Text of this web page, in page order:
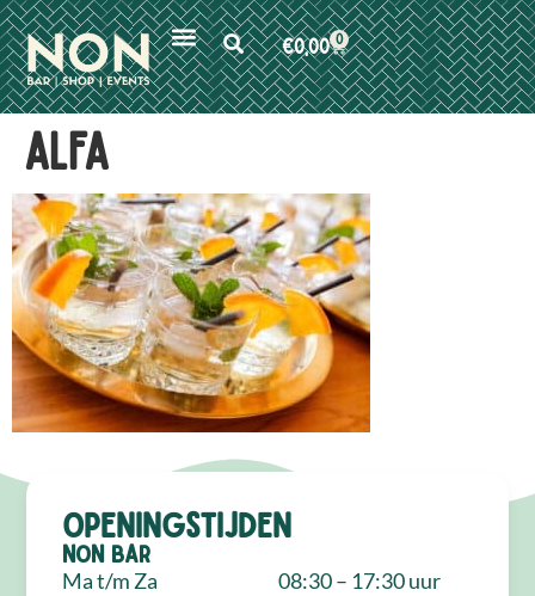
€0,00 0
Alfa
Openingstijden
NON Bar
Ma t/m Za
08:30 – 17:30 uur